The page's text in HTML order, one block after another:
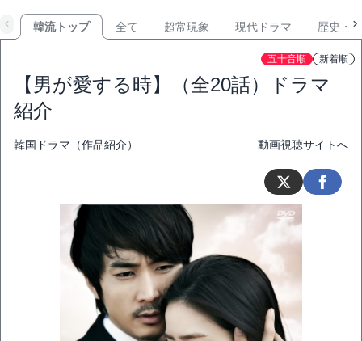
韓流トップ 全て 超常現象 現代ドラマ 歴史・
五十音順 新着順
【男が愛する時】（全20話）ドラマ
紹介
韓国ドラマ（作品紹介） 動画視聴サイトへ